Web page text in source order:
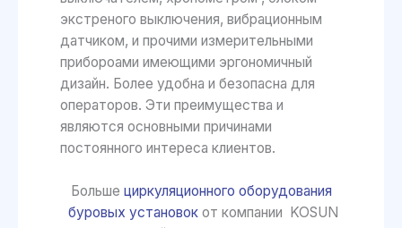
экстреного выключения, вибрационным
датчиком, и прочими измерительными
прибороами имеющими эргономичный
дизайн. Более удобна и безопасна для
операторов. Эти преимущества и
являются основными причинами
постоянного интереса клиентов.
Больше циркуляционного оборудования
буровых установок от компании KOSUN